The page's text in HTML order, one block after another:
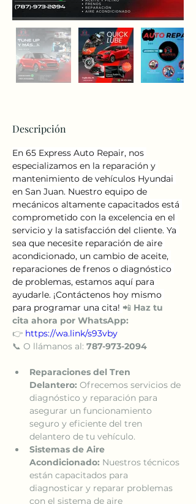
Descripción
En 65 Express Auto Repair, nos
especializamos en la reparación y
mantenimiento de vehículos Hyundai
en San Juan. Nuestro equipo de
mecánicos altamente capacitados está
comprometido con la excelencia en el
servicio y la satisfacción del cliente. Ya
sea que necesite reparación de aire
acondicionado, un cambio de aceite,
reparaciones de frenos o diagnóstico
de problemas, estamos aquí para
ayudarle. ¡Contáctenos hoy mismo
para programar una cita! 📲 Haz tu
cita ahora por WhatsApp:
👉 https://wa.link/s93vby
📞 O llámanos al: 787-973-2094
Reparaciones del Tren
Delantero: Ofrecemos servicios de
diagnóstico y reparación para
asegurar un funcionamiento
seguro y eficiente del tren
delantero de tu vehículo.
Sistemas de Aire
Acondicionado: Nuestros técnicos
están capacitados para
diagnosticar y reparar problemas
con el sistema de aire